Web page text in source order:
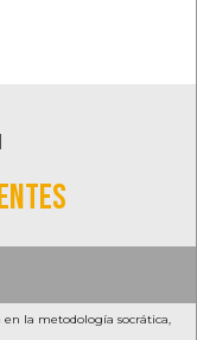
en la metodología socrática,